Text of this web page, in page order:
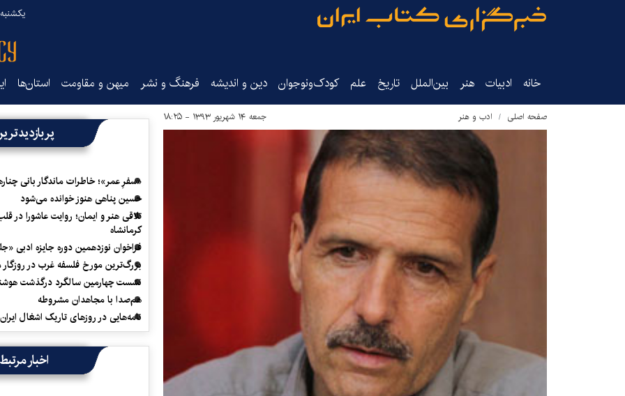
یکشنبه ۱۸ مرداد ۱۴۰۵
خانه ادبیات هنر بین‌الملل تاریخ‌ علم کودک‌ونوجوان دین و اندیشه فرهنگ و نشر میهن و مقاومت استان‌ها
صفحه اصلی ادب و هنر جمعه ۱۴ شهریور ۱۳۹۳ - ۱۸:۲۵
«سفرِ عمر»؛ خاطرات ماندگار بانی
حسین پناهی هنوز خوانده می‌شود
تلاقی هنر و ایمان؛ روایت عاشورا در
کرمانشاه
فراخوان نوزدهمین دوره جایزه ادبی
بزرگ‌ترین مورخ فلسفه غرب در روزگار
نشست چهارمین سالگرد درگذشت
هم‌صدا با مجاهدان مشروطه
نامه‌هایی در روزهای تاریک اشغال ایران
اخبار مرتبط